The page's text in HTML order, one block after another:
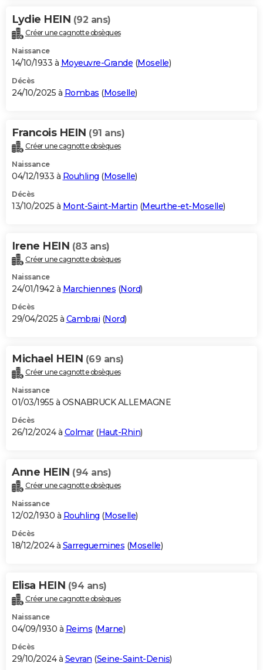
Bricolage
Lifestyle
Culture
Sport
Auto
Television
Voyage
Cinema
Lydie HEIN (92 ans)
Créer une cagnotte obsèques
Naissance
14/10/1933 à Moyeuvre-Grande (Moselle)
Décès
24/10/2025 à Rombas (Moselle)
Francois HEIN (91 ans)
Créer une cagnotte obsèques
Naissance
04/12/1933 à Rouhling (Moselle)
Décès
13/10/2025 à Mont-Saint-Martin (Meurthe-et-Moselle)
Irene HEIN (83 ans)
Créer une cagnotte obsèques
Naissance
24/01/1942 à Marchiennes (Nord)
Décès
29/04/2025 à Cambrai (Nord)
Michael HEIN (69 ans)
Créer une cagnotte obsèques
Naissance
01/03/1955 à OSNABRUCK ALLEMAGNE
Décès
26/12/2024 à Colmar(Haut-Rhin)
Anne HEIN (94 ans)
Créer une cagnotte obsèques
Naissance
12/02/1930 à Rouhling (Moselle)
Décès
18/12/2024 à Sarreguemines (Moselle)
Elisa HEIN (94 ans)
Créer une cagnotte obsèques
Naissance
04/09/1930 à Reims (Marne)
Décès
29/10/2024 à Sevran (Seine-Saint-Denis)